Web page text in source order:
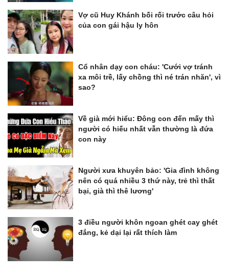
Vợ cũ Huy Khánh bối rối trước câu hỏi
của con gái hậu ly hôn
Cổ nhân dạy con cháu: 'Cưới vợ tránh
xa môi trề, lấy chồng thì né trán nhăn', vì
sao?
Về già mới hiểu: Đông con đến mấy thì
người có hiếu nhất vẫn thường là đứa
con này
Người xưa khuyên bảo: 'Gia đình không
nên có quá nhiều 3 thứ này, trẻ thì thất
bại, già thì thê lương'
3 điều người khôn ngoan ghét cay ghét
đắng, kẻ dại lại rất thích làm